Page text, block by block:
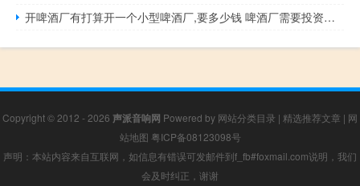
开啤酒厂有打算开一个小型啤酒厂,要多少钱 啤酒厂需要投资多少钱
Copyright © 2012 - 2026 声派音响网 Powered by 网站分类目录 | 精选推荐文章 | 网
站地图 粤ICP备08123098号
声明：本站内容来自互联网，如信息有错误可发邮件到f_fb#foxmail.com说明，我们
会及时纠正，谢谢